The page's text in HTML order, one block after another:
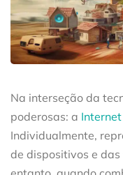
Na interseção da
poderosas: a
Individualmente,
de dispositivos e